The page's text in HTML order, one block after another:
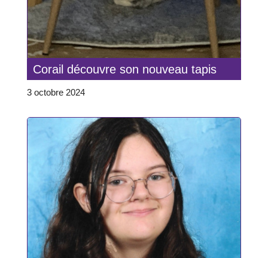
Corail découvre son nouveau tapis
3 octobre 2024